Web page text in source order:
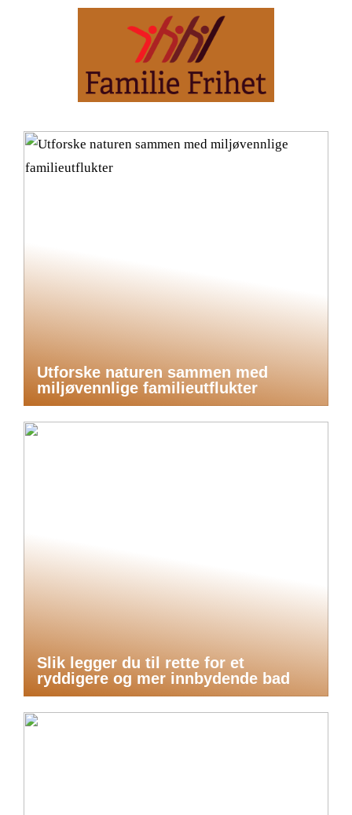
Utforske naturen sammen med
miljøvennlige familieutflukter
Slik legger du til rette for et
ryddigere og mer innbydende bad